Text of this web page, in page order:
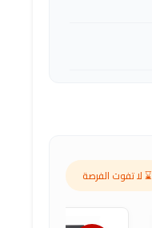
⌛ لا تفوت الفرصة